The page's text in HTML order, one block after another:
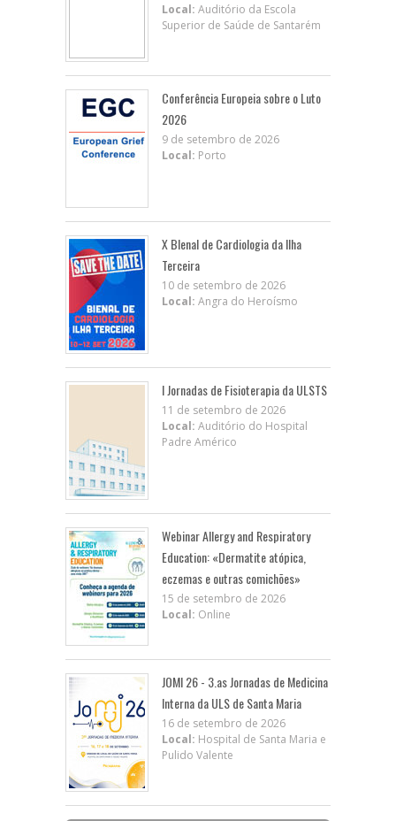
Local: Auditório da Escola
Superior de Saúde de Santarém
Conferência Europeia sobre o Luto
2026
9 de setembro de 2026
Local: Porto
X BIenal de Cardiologia da Ilha
Terceira
10 de setembro de 2026
Local: Angra do Heroísmo
I Jornadas de Fisioterapia da ULSTS
11 de setembro de 2026
Local: Auditório do Hospital
Padre Américo
Webinar Allergy and Respiratory
Education: «Dermatite atópica,
eczemas e outras comichões»
15 de setembro de 2026
Local: Online
JOMI 26 - 3.as Jornadas de Medicina
Interna da ULS de Santa Maria
16 de setembro de 2026
Local: Hospital de Santa Maria e
Pulido Valente